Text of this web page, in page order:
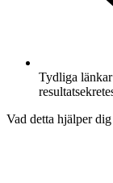
Tydliga
Vad detta hjälper